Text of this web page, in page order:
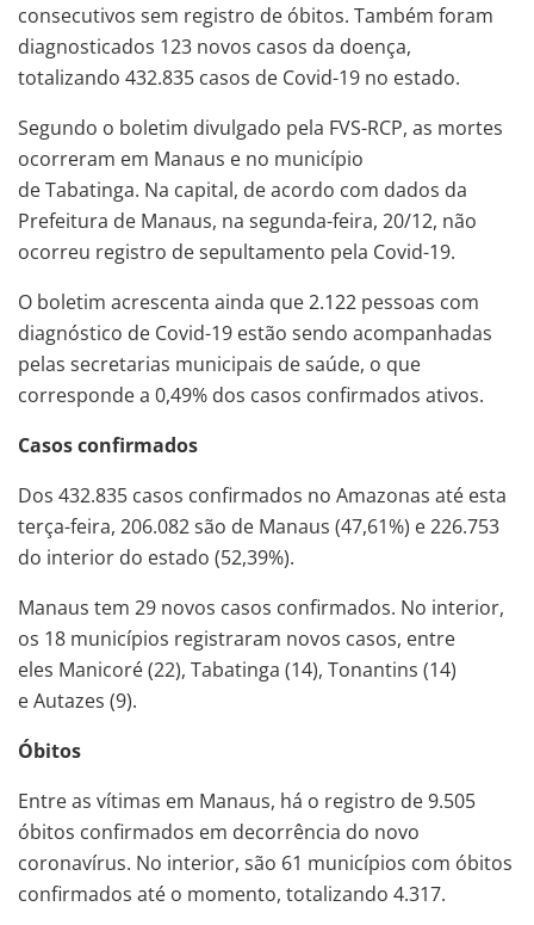
consecutivos sem registro de óbitos. Também foram
diagnosticados 123 novos casos da doença,
totalizando 432.835 casos de Covid-19 no estado.
Segundo o boletim divulgado pela FVS-RCP, as mortes
ocorreram em Manaus e no município
de Tabatinga. Na capital, de acordo com dados da
Prefeitura de Manaus, na segunda-feira, 20/12, não
ocorreu registro de sepultamento pela Covid-19.
O boletim acrescenta ainda que 2.122 pessoas com
diagnóstico de Covid-19 estão sendo acompanhadas
pelas secretarias municipais de saúde, o que
corresponde a 0,49% dos casos confirmados ativos.
Casos confirmados
Dos 432.835 casos confirmados no Amazonas até esta
terça-feira, 206.082 são de Manaus (47,61%) e 226.753
do interior do estado (52,39%).
Manaus tem 29 novos casos confirmados. No interior,
os 18 municípios registraram novos casos, entre
eles Manicoré (22), Tabatinga (14), Tonantins (14)
e Autazes (9).
Óbitos
Entre as vítimas em Manaus, há o registro de 9.505
óbitos confirmados em decorrência do novo
coronavírus. No interior, são 61 municípios com óbitos
confirmados até o momento, totalizando 4.317.